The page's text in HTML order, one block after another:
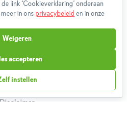
Team
App
Blog
Disclaimer
link ‘Cookieverklaring’ onderaan
in ons privacybeleid en in onze
instellen
Weigeren
accepteren